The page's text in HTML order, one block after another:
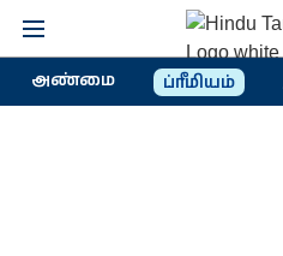
அண்மை ப்ரீமியம்